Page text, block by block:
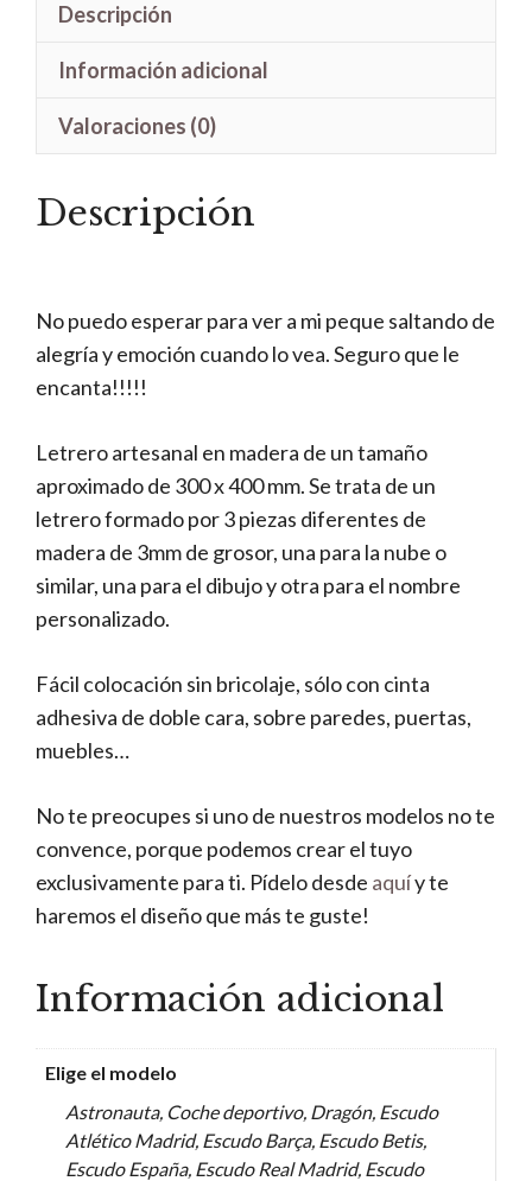
Descripción
Información adicional
Valoraciones (0)
Descripción
No puedo esperar para ver a mi peque saltando de
alegría y emoción cuando lo vea. Seguro que le
encanta!!!!!
Letrero artesanal en madera de un tamaño
aproximado de 300 x 400 mm. Se trata de un
letrero formado por 3 piezas diferentes de
madera de 3mm de grosor, una para la nube o
similar, una para el dibujo y otra para el nombre
personalizado.
Fácil colocación sin bricolaje, sólo con cinta
adhesiva de doble cara, sobre paredes, puertas,
muebles…
No te preocupes si uno de nuestros modelos no te
convence, porque podemos crear el tuyo
exclusivamente para ti. Pídelo desde aquíy te
haremos el diseño que más te guste!
Información adicional
Elige el modelo
Astronauta, Coche deportivo, Dragón, Escudo
Atlético Madrid, Escudo Barça, Escudo Betis,
Escudo España, Escudo Real Madrid, Escudo